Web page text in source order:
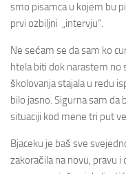
smo pisamca u kojem bu
prvi ozbiljni „intervju“.
Ne sećam se da sam ko
htela biti dok narastem no
školovanja stajala u redu
bilo jasno. Sigurna sam da
situaciji kod mene tri put
Bjaceku je baš sve
zakoračila na novu, pravu